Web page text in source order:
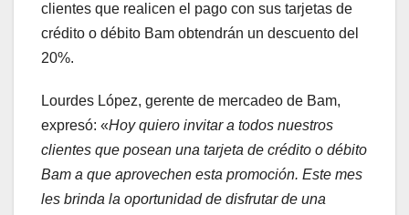
clientes que realicen el pago con sus tarjetas de
crédito o débito Bam obtendrán un descuento del
20%.
Lourdes López, gerente de mercadeo de Bam,
expresó: «Hoy quiero invitar a todos nuestros
clientes que posean una tarjeta de crédito o débito
Bam a que aprovechen esta promoción. Este mes
les brinda la oportunidad de disfrutar de una